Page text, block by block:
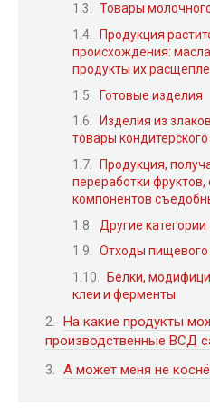
Товары
Продукция
происхождения:
продукты их
Готовые изделия
Изделия из
товары
Продукция,
переработки
компонентов
Другие категории
Отходы пищевого
Белки,
клеи и ферменты
На какие продукты
производственные ВСД
А может меня не